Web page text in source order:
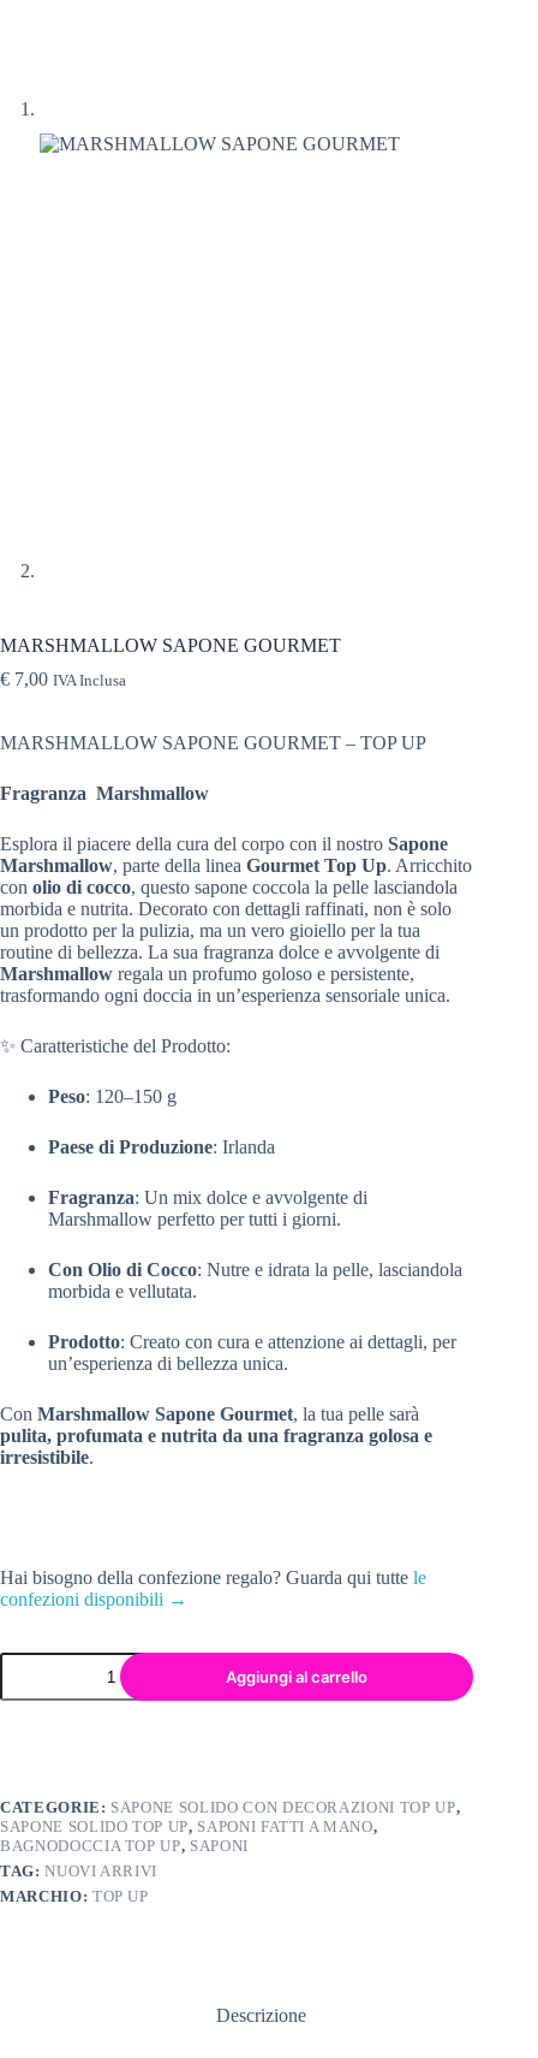
MARSHMALLOW SAPONE GOURMET
€ 7,00 IVA Inclusa
MARSHMALLOW SAPONE GOURMET – TOP UP
Fragranza Marshmallow
Esplora il piacere della cura del corpo con il nostro Sapone
Marshmallow, parte della linea Gourmet Top Up. Arricchito
con olio di cocco, questo sapone coccola la pelle lasciandola
morbida e nutrita. Decorato con dettagli raffinati, non è solo
un prodotto per la pulizia, ma un vero gioiello per la tua
routine di bellezza. La sua fragranza dolce e avvolgente di
Marshmallow regala un profumo goloso e persistente,
trasformando ogni doccia in un’esperienza sensoriale unica.
✨ Caratteristiche del Prodotto:
Peso: 120–150 g
Paese di Produzione: Irlanda
Fragranza: Un mix dolce e avvolgente di
Marshmallow perfetto per tutti i giorni.
Con Olio di Cocco: Nutre e idrata la pelle, lasciandola
morbida e vellutata.
Prodotto: Creato con cura e attenzione ai dettagli, per
un’esperienza di bellezza unica.
Con Marshmallow Sapone Gourmet, la tua pelle sarà
pulita, profumata e nutrita da una fragranza golosa e
irresistibile.
Hai bisogno della confezione regalo? Guarda qui tutte le
confezioni disponibili →
MARSHMALLOW
GOURMET
Aggiungi al carrello
CATEGORIE: SAPONE SOLIDO CON DECORAZIONI TOP UP,
SAPONE SOLIDO TOP UP, SAPONI FATTI A MANO,
BAGNODOCCIA TOP UP, SAPONI
TAG:NUOVI ARRIVI
MARCHIO: TOP UP
Descrizione